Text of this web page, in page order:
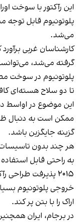
این رآکتور با سوخت
پلوتونیوم قابل‌ توجه
می‌شد.
کارشناسان غربی
پلوتونیوم در سوخت
تا دو سلاح هسته‌ای
ممکن است به دنبال
گزینه جایگزین باشد.
هر چند بدون تاسیسات
به‌ راحتی قابل
۲۰۱۵ پذیرفت
خروجی پلوتونیوم
اراک را با بتن پر کند.
در برجام، ایران